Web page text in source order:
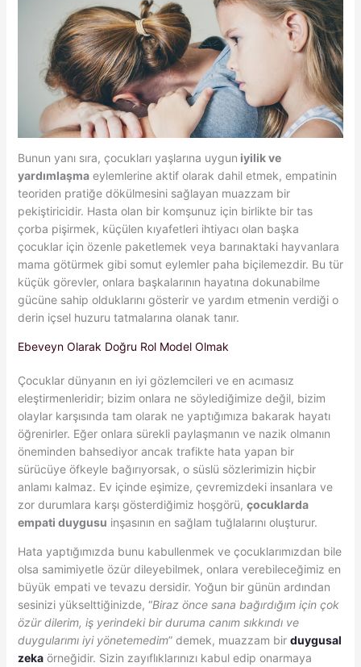
Bunun yanı sıra, çocukları yaşlarına uygun iyilik ve
yardımlaşmaeylemlerine aktif olarak dahil etmek, empatinin
teoriden pratiğe dökülmesini sağlayan muazzam bir
pekiştiricidir. Hasta olan bir komşunuz için birlikte bir tas
çorba pişirmek, küçülen kıyafetleri ihtiyacı olan başka
çocuklar için özenle paketlemek veya barınaktaki hayvanlara
mama götürmek gibi somut eylemler paha biçilemezdir. Bu tür
küçük görevler, onlara başkalarının hayatına dokunabilme
gücüne sahip olduklarını gösterir ve yardım etmenin verdiği o
derin içsel huzuru tatmalarına olanak tanır.
Ebeveyn Olarak Doğru Rol Model Olmak
Çocuklar dünyanın en iyi gözlemcileri ve en acımasız
eleştirmenleridir; bizim onlara ne söylediğimize değil, bizim
olaylar karşısında tam olarak ne yaptığımıza bakarak hayatı
öğrenirler. Eğer onlara sürekli paylaşmanın ve nazik olmanın
öneminden bahsediyor ancak trafikte hata yapan bir
sürücüye öfkeyle bağırıyorsak, o süslü sözlerimizin hiçbir
anlamı kalmaz. Ev içinde eşimize, çevremizdeki insanlara ve
zor durumlara karşı gösterdiğimiz hoşgörü, çocuklarda
empati duygusu inşasının en sağlam tuğlalarını oluşturur.
Hata yaptığımızda bunu kabullenmek ve çocuklarımızdan bile
olsa samimiyetle özür dileyebilmek, onlara verebileceğimiz en
büyük empati ve tevazu dersidir. Yoğun bir günün ardından
sesinizi yükselttiğinizde, “Biraz önce sana bağırdığım için çok
özür dilerim, iş yerindeki bir duruma canım sıkkındı ve
duygularımı iyi yönetemedim” demek, muazzam bir duygusal
zekaörneğidir. Sizin zayıflıklarınızı kabul edip onarmaya